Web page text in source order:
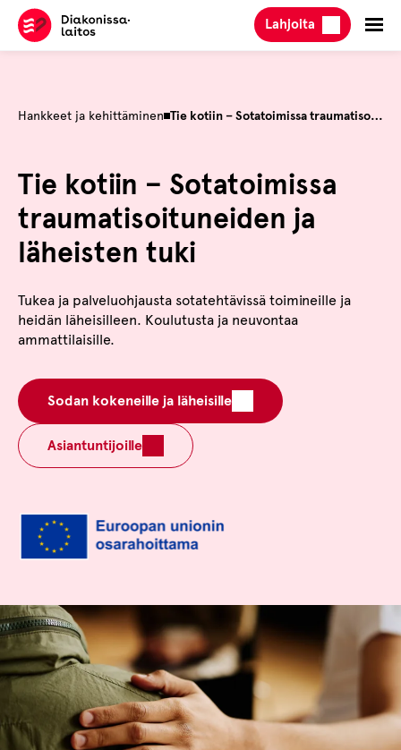
Hyppää
sisältöön
Lahjoita
Hankkeet ja kehittäminen Tie kotiin – Sotatoimissa traumatisoituneiden ja läheisten tuki
Tie kotiin – Sotatoimissa
traumatisoituneiden ja
läheisten tuki
Tukea ja palveluohjausta sotatehtävissä toimineille ja
heidän läheisilleen. Koulutusta ja neuvontaa
ammattilaisille.
Sodan kokeneille ja läheisille
Asiantuntijoille